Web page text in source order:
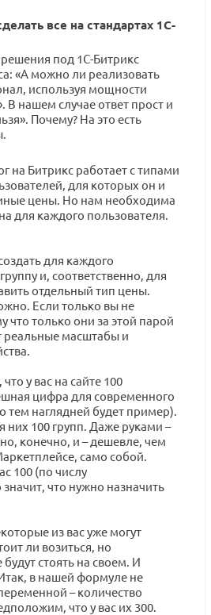
все на стандартах 1С-
под 1С-Битрикс
«А можно ли реализовать
используя мощности
нашем случае ответ прост и
Почему? На это есть
на Битрикс работает с типами
для которых он и
цены. Но нам необходима
для каждого пользователя.
для каждого
и, соответственно, для
отдельный тип цены.
Если только вы не
что только они за этой парой
реальные масштабы и
у вас на сайте 100
цифра для современного
тем наглядней будет пример).
них 100 групп. Даже руками –
конечно, и – дешевле, чем
само собой.
100 (по числу
что нужно назначить
из вас уже могут
ли возиться, но
стоять на своем. И
в нашей формуле не
– количество
что у вас их 300.